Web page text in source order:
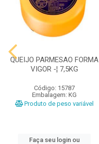
QUEIJO PARMESAO FORMA
VIGOR -¦ 7,5KG
Código: 15787
Embalagem: KG
Produto de peso variável
Faça seu login ou